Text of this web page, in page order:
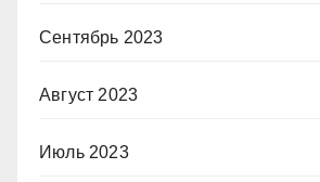
Сентябрь 2023
Август 2023
Июль 2023